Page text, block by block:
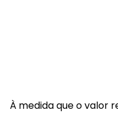
À medida que o valor